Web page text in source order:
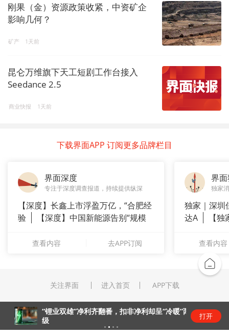
刚果（金）资源政策收紧，中资矿企
影响几何？
矿产 1天前
昆仑万维旗下天工短剧工作台接入
Seedance 2.5
商业快报 1天前
下载界面APP 订阅更多品牌栏目
界面深度
专注于深度调查报道，持续提供纵深
【深度】长鑫上市浮盈万亿，“合肥经
验
【深度】中国新能源告别“规模
查看内容 去APP订阅
界
独家
独家｜深圳
达A
【
查看内容
关注界面 进入首页 APP下载
“锂业双雄”净利齐翻番，扣非净利却呈“冷暖”两
级
打开